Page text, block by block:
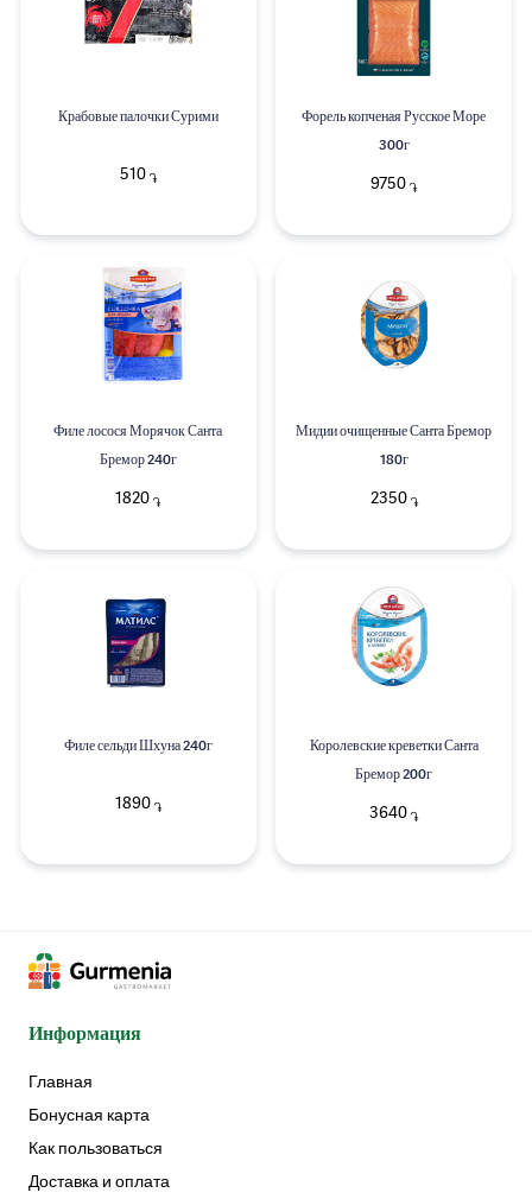
Крабовые палочки Сурими
510֏
Форель копченая Русское Море
300г
9750 ֏
Филе лосося Морячок Санта
Бремор 240г
1820 ֏
Мидии очищенные Санта Бремор
180г
2350֏
Филе сельди Шхуна 240г
1890֏
Королевские креветки Санта
Бремор 200г
3640 ֏
Информация
Главная
Бонусная карта
Как пользоваться
Доставка и оплата